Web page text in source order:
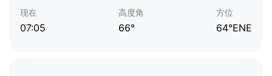
现在
07:05
高度角
66°
方位
64°ENE